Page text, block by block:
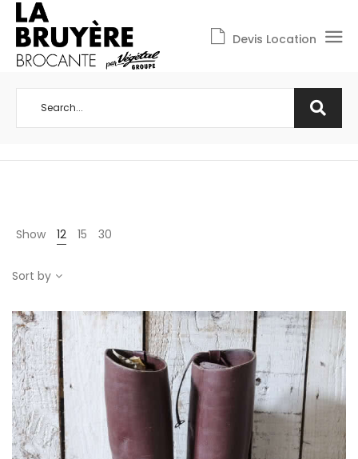
Devis Location
Show 12 15 30
Sort by